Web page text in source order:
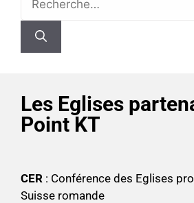
Les Eglises
Point KT
CER : Conférence des Eglises
Suisse romande